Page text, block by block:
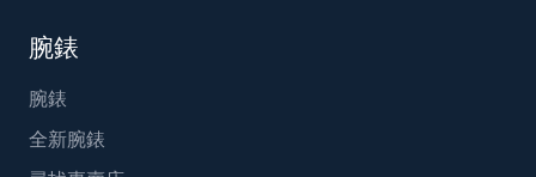
腕錶
腕錶
全新腕錶